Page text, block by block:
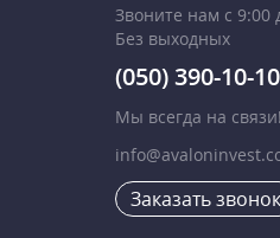
Звоните нам с 9:00
Без выходных
(050) 390-10-10
Мы всегда на связи!
Заказать звонок